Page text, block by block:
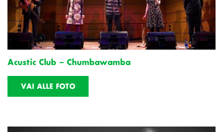
Acustic Club – Chumbawamba
VAI ALLE FOTO